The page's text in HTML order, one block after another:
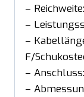
–
–
–
F/
–
–